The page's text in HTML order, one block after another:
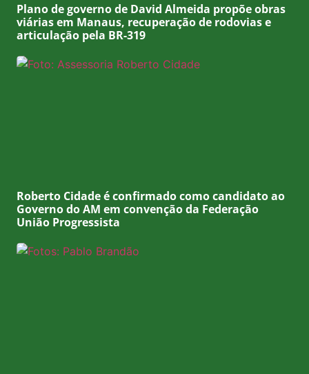
Plano de governo de David Almeida propõe obras
viárias em Manaus, recuperação de rodovias e
articulação pela BR-319
Roberto Cidade é confirmado como candidato ao
Governo do AM em convenção da Federação
União Progressista